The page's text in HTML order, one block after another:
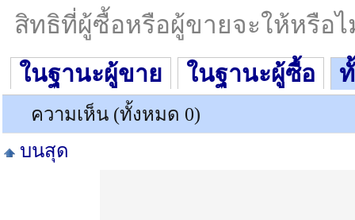
สิทธิที่ผู้ซื้อหรือผู้ขายจะให้หรือไ
ในฐานะผู้ขาย ในฐานะผู้ซื้อ
ความเห็น (ทั้งหมด 0)
บนสุด